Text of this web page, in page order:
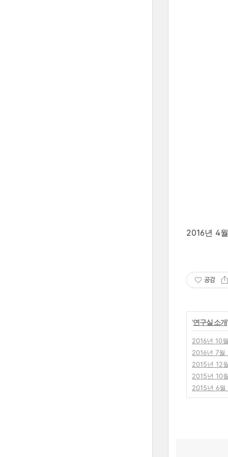
2016년 4
공감
'연구실 소개
2016년 10
2016년 7월
2015년 12
2015년 10
2015년 6월